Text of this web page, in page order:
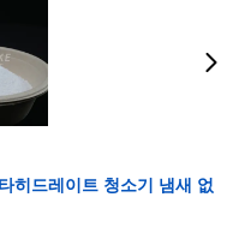
히드레이트 청소기 냄새 없